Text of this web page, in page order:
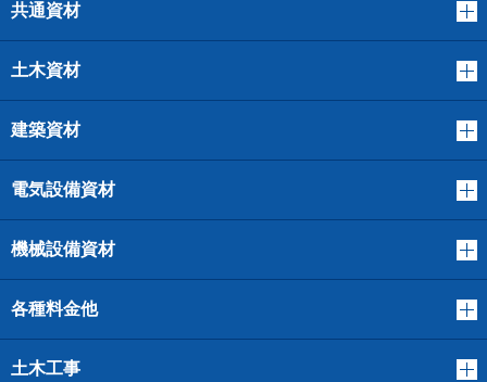
共通資材
土木資材
建築資材
電気設備資材
機械設備資材
各種料金他
土木工事